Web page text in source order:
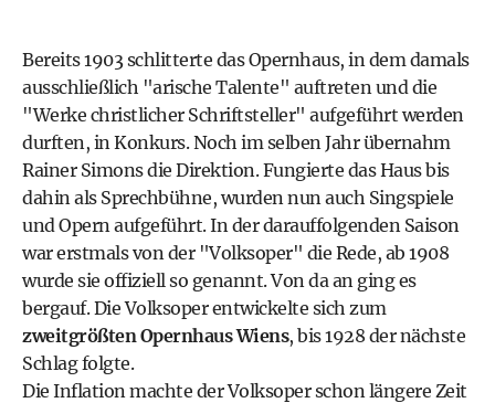
Bereits 1903 schlitterte das Opernhaus, in dem damals
ausschließlich "arische Talente" auftreten und die
"Werke christlicher Schriftsteller" aufgeführt werden
durften, in Konkurs. Noch im selben Jahr übernahm
Rainer Simons die Direktion. Fungierte das Haus bis
dahin als Sprechbühne, wurden nun auch Singspiele
und Opern aufgeführt. In der darauffolgenden Saison
war erstmals von der "Volksoper" die Rede, ab 1908
wurde sie offiziell so genannt. Von da an ging es
bergauf. Die Volksoper entwickelte sich zum
zweitgrößten Opernhaus Wiens, bis 1928 der nächste
Schlag folgte.
Die Inflation machte der Volksoper schon längere Zeit